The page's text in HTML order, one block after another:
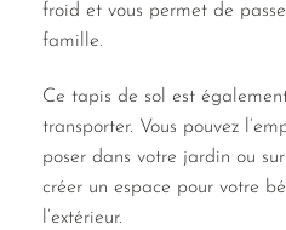
froid et vous permet de
famille.
Ce tapis de sol est
transporter. Vous pouvez
poser dans votre jardin ou
créer un espace pour votre
l’extérieur.